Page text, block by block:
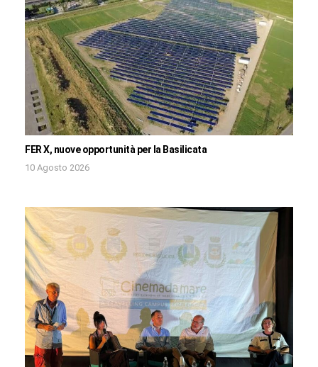
FER X, nuove opportunità per la Basilicata
10 Agosto 2026